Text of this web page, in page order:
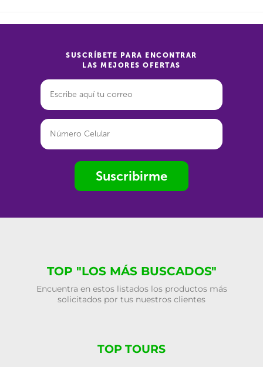
SUSCRÍBETE PARA ENCONTRAR
LAS MEJORES OFERTAS
Suscribirme
TOP "LOS MÁS BUSCADOS"
Encuentra en estos listados los productos más
solicitados por tus nuestros clientes
TOP TOURS